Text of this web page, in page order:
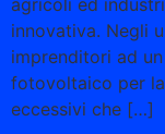
innovativa. Negli
imprenditori ad
fotovoltaico per
eccessivi che […]